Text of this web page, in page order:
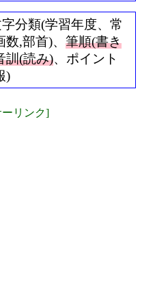
分類(学習年度、常
,部首)、 筆順(書き
訓(読み)、ポイント
)
リンク]